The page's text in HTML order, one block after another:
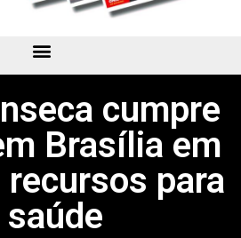
cumpre
Brasília em
recursos para
saúde